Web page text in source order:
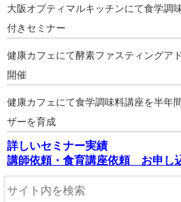
大阪オプティマルキッチンにて食学調
付きセミナー
健康カフェにて酵素ファスティングア
開催
健康カフェにて食学調味料講座を半年
ザーを育成
詳しいセミナー実績
講師依頼・食育講座依頼 お申し